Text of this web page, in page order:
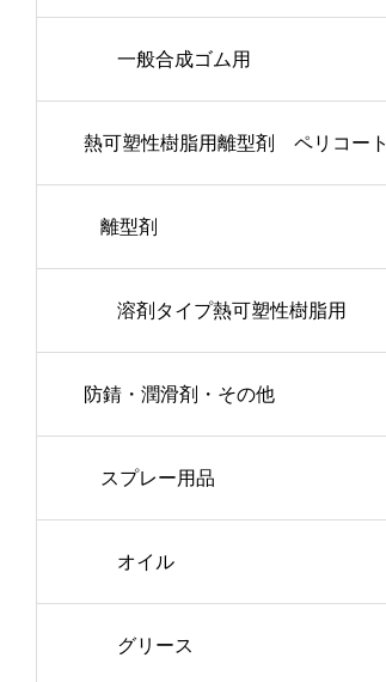
一般合成ゴム用
熱可塑性樹脂用離型剤 ペリコート
離型剤
溶剤タイプ熱可塑性樹脂用
防錆・潤滑剤・その他
スプレー用品
オイル
グリース